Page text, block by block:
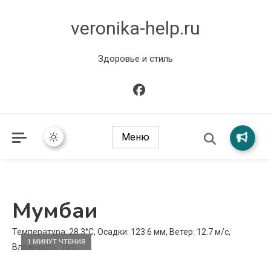
veronika-help.ru
Здоровье и стиль
Меню
Мумбаи
1 МИНУТ ЧТЕНИЯ
Температура: 28.3°C, Осадки: 123.6 мм, Ветер: 12.7 м/с,
Влажность: 10%